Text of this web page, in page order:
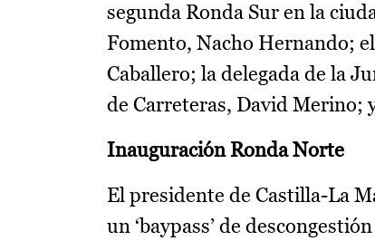
segunda Ronda Sur en la
Fomento, Nacho Hernando;
Caballero; la delegada de la
de Carreteras, David Merino;
Inauguración Ronda Norte
El presidente de Castilla-La
un ‘baypass’ de